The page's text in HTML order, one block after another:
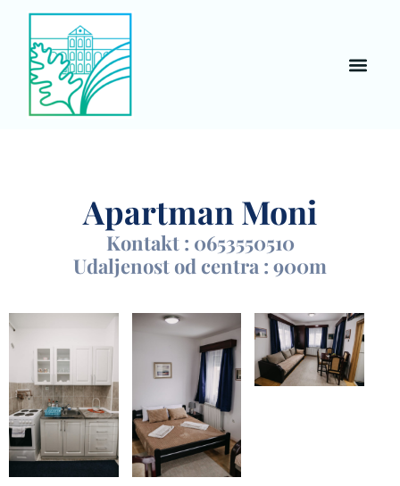
Apartman Moni
Kontakt : 0653550510
Udaljenost od centra : 900m